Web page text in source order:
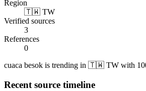
Region
🇹🇼 TW
Verified sources
3
References
0
cuaca besok is trending in 🇹🇼 TW with
Recent source timeline